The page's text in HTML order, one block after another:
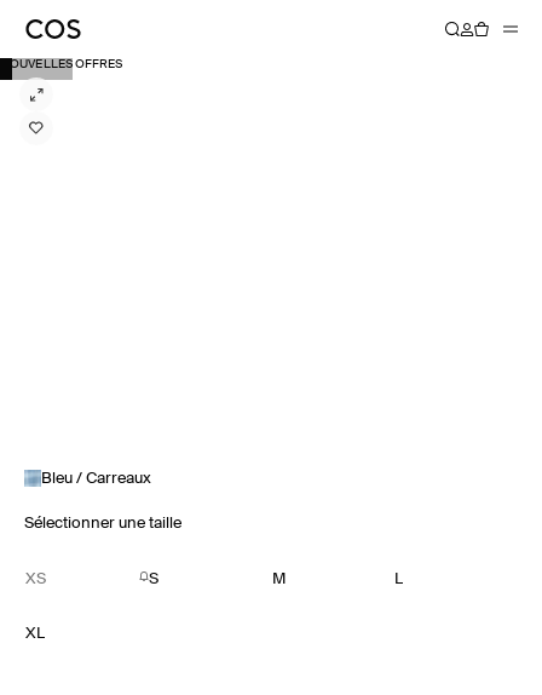
NOUVELLES OFFRES
Bleu / Carreaux
Sélectionner une taille
XS S M L
XL